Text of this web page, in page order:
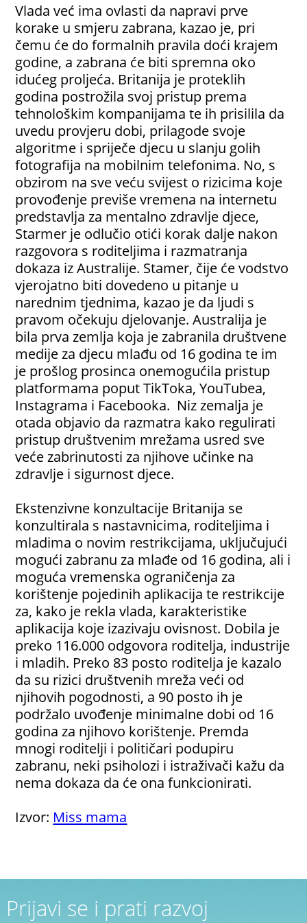
Vlada već ima ovlasti da napravi prve
korake u smjeru zabrana, kazao je, pri
čemu će do formalnih pravila doći krajem
godine, a zabrana će biti spremna oko
idućeg proljeća. Britanija je proteklih
godina postrožila svoj pristup prema
tehnološkim kompanijama te ih prisilila da
uvedu provjeru dobi, prilagode svoje
algoritme i spriječe djecu u slanju golih
fotografija na mobilnim telefonima. No, s
obzirom na sve veću svijest o rizicima koje
provođenje previše vremena na internetu
predstavlja za mentalno zdravlje djece,
Starmer je odlučio otići korak dalje nakon
razgovora s roditeljima i razmatranja
dokaza iz Australije. Stamer, čije će vodstvo
vjerojatno biti dovedeno u pitanje u
narednim tjednima, kazao je da ljudi s
pravom očekuju djelovanje. Australija je
bila prva zemlja koja je zabranila društvene
medije za djecu mlađu od 16 godina te im
je prošlog prosinca onemogućila pristup
platformama poput TikToka, YouTubea,
Instagrama i Facebooka. Niz zemalja je
otada objavio da razmatra kako regulirati
pristup društvenim mrežama usred sve
veće zabrinutosti za njihove učinke na
zdravlje i sigurnost djece.
Ekstenzivne konzultacije Britanija se
konzultirala s nastavnicima, roditeljima i
mladima o novim restrikcijama, uključujući
mogući zabranu za mlađe od 16 godina, ali i
moguća vremenska ograničenja za
korištenje pojedinih aplikacija te restrikcije
za, kako je rekla vlada, karakteristike
aplikacija koje izazivaju ovisnost. Dobila je
preko 116.000 odgovora roditelja, industrije
i mladih. Preko 83 posto roditelja je kazalo
da su rizici društvenih mreža veći od
njihovih pogodnosti, a 90 posto ih je
podržalo uvođenje minimalne dobi od 16
godina za njihovo korištenje. Premda
mnogi roditelji i političari podupiru
zabranu, neki psiholozi i istraživači kažu da
nema dokaza da će ona funkcionirati.
Izvor: Miss mama
Prijavi se i prati razvoj